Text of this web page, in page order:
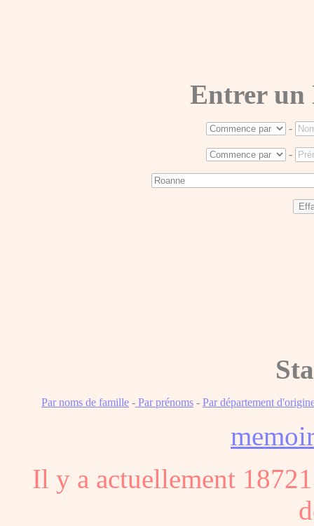
Entrer un
-
-
Par noms de famille - Par prénoms - Par département
Il y a actuellement